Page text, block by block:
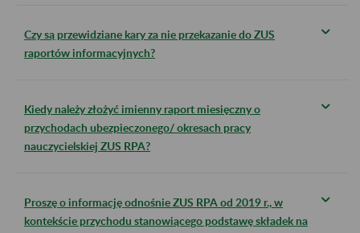
Czy są przewidziane kary za nie przekazanie do ZUS
raportów informacyjnych?
Kiedy należy złożyć imienny raport miesięczny o
przychodach ubezpieczonego/ okresach pracy
nauczycielskiej ZUS RPA?
Proszę o informację odnośnie ZUS RPA od 2019 r., w
kontekście przychodu stanowiącego podstawę składek na